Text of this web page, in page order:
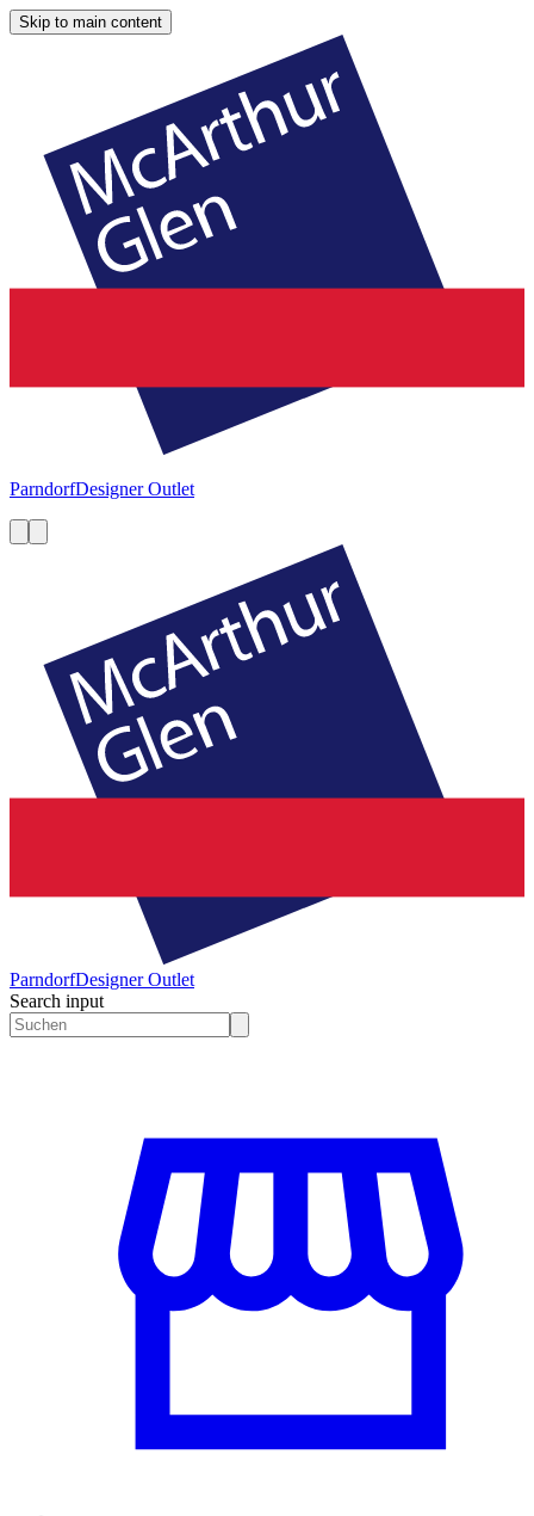
Skip to main content
ParndorfDesigner Outlet
ParndorfDesigner Outlet
Search input